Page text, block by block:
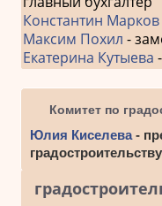
Константин Марков
Максим Похил -
Екатерина Кутыева
Комитет по
Юлия Киселева-